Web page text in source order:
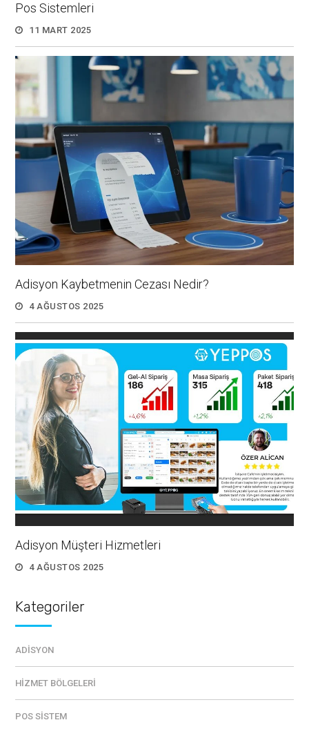
Pos Sistemleri
11 MART 2025
Adisyon Kaybetmenin Cezası Nedir?
4 AĞUSTOS 2025
Adisyon Müşteri Hizmetleri
4 AĞUSTOS 2025
Kategoriler
ADISYON
HIZMET BÖLGELERI
POS SISTEM